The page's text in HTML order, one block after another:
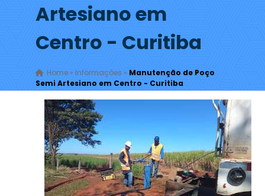
Artesiano em
Centro - Curitiba
Home» Informações » Manutenção de Poço
Semi Artesiano em Centro - Curitiba